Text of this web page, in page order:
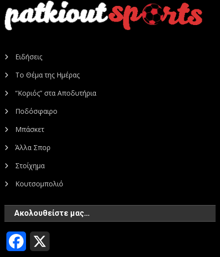
Ειδήσεις
Το Θέμα της Ημέρας
“Κοριός” στα Αποδυτήρια
Ποδόσφαιρο
Μπάσκετ
Άλλα Σπορ
Στοίχημα
Κουτσομπολιό
Ακολουθείστε μας…
Facebook